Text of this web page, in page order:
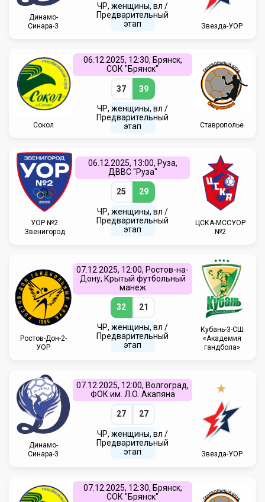
Динамо-
Синара-3
ЧР, женщины, вл /
Предварительный
этап
Звезда-УОР
Сокол
06.12.2025, 12:30, Брянск,
СОК "Брянск"
37 39
ЧР, женщины, вл /
Предварительный
этап
Ставрополье
УОР №2
Звенигород
06.12.2025, 13:00, Руза,
ДВВС "Руза"
25 29
ЧР, женщины, вл /
Предварительный
этап
ЦСКА-МССУОР
№2
Ростов-Дон-2-
УОР
07.12.2025, 12:00, Ростов-на-
Дону, Крытый футбольный
манеж
32 21
ЧР, женщины, вл /
Предварительный
этап
Кубань-3-СШ
«Академия
гандбола»
Динамо-
Синара-3
07.12.2025, 12:00, Волгоград,
ФОК им. Л.О. Акапяна
27 27
ЧР, женщины, вл /
Предварительный
этап
Звезда-УОР
07.12.2025, 12:30, Брянск,
СОК "Брянск"